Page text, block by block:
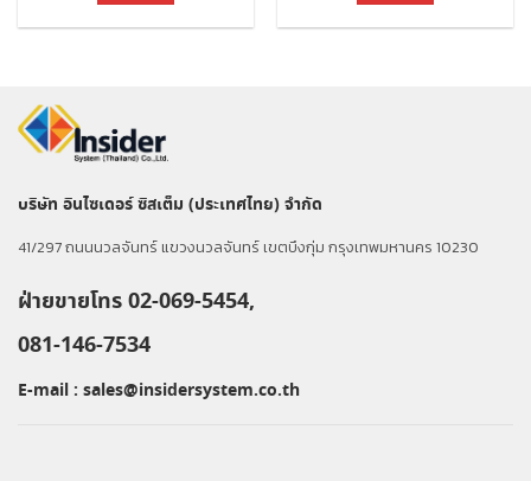
บริษัท อินไซเดอร์ ซิสเต็ม (ประเทศไทย) จำกัด
41/297 ถนนนวลจันทร์ แขวงนวลจันทร์ เขตบึงกุ่ม กรุงเทพมหานคร 10230
ฝ่ายขายโทร 02-069-5454,
081-146-7534
E-mail : sales@insidersystem.co.th